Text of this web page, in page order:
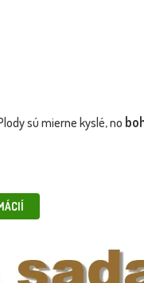
sú mierne kyslé, no
šetrne a spoľahlivo